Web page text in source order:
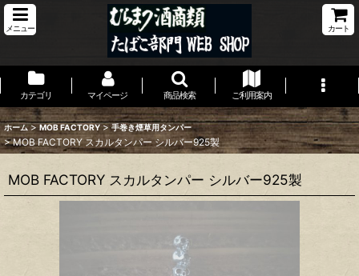
メニュー カート
カテゴリ マイページ 商品検索 ご利用案内
ホーム > MOB FACTORY > 手巻き煙草用タンパー
> MOB FACTORY スカルタンパー シルバー925製
MOB FACTORY スカルタンパー シルバー925製